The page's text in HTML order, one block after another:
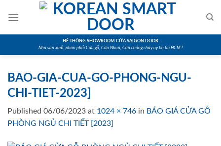
HỆ THỐNG SHOWROOM CỬA SAIGON DOOR
Nhà sản xuất, phân phối Cửa gỗ, Cửa Nhựa, Cửa chống cháy uy tín tại HCM !
BAO-GIA-CUA-GO-PHONG-NGU-
CHI-TIET-2023]
Published 06/06/2023 at 1024 × 746 in BÁO GIÁ CỬA GỖ
PHÒNG NGỦ CHI TIẾT [2023]